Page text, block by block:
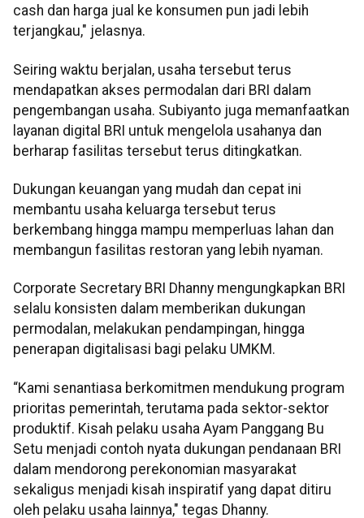
cash dan harga jual ke konsumen pun jadi lebih
terjangkau," jelasnya.
Seiring waktu berjalan, usaha tersebut terus
mendapatkan akses permodalan dari BRI dalam
pengembangan usaha. Subiyanto juga memanfaatkan
layanan digital BRI untuk mengelola usahanya dan
berharap fasilitas tersebut terus ditingkatkan.
Dukungan keuangan yang mudah dan cepat ini
membantu usaha keluarga tersebut terus
berkembang hingga mampu memperluas lahan dan
membangun fasilitas restoran yang lebih nyaman.
Corporate Secretary BRI Dhanny mengungkapkan BRI
selalu konsisten dalam memberikan dukungan
permodalan, melakukan pendampingan, hingga
penerapan digitalisasi bagi pelaku UMKM.
“Kami senantiasa berkomitmen mendukung program
prioritas pemerintah, terutama pada sektor-sektor
produktif. Kisah pelaku usaha Ayam Panggang Bu
Setu menjadi contoh nyata dukungan pendanaan BRI
dalam mendorong perekonomian masyarakat
sekaligus menjadi kisah inspiratif yang dapat ditiru
oleh pelaku usaha lainnya," tegas Dhanny.